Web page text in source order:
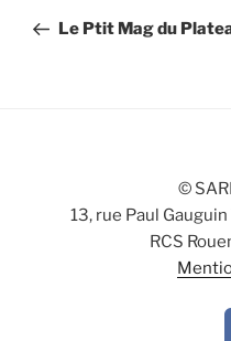
l’article
précédent
Le Ptit Mag du
©
13, rue Paul
RCS